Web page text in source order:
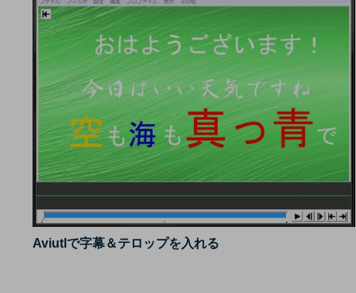
Aviutlで字幕＆テロップを入れる